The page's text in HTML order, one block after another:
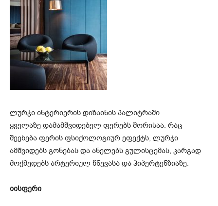
ლურჯი ინტერიერის დიზაინის პალიტრაში
ყველაზე დამამშვიდებელ ფერებს შორისაა. რაც
შეეხება ფერის ფსიქოლოგიურ ეფექტს, ლურჯი
ამშვიდებს გონებას და ანელებს გულისცემას, კარგად
მოქმედებს არტერიულ წნევასა და ჰიპერტენზიაზე.
იისფერი